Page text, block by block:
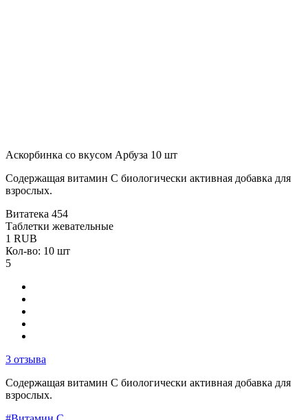
Аскорбинка со вкусом Арбуза 10 шт
Содержащая витамин С биологически активная добавка для
взрослых.
Витатека 454
Таблетки жевательные
1 RUB
Кол-во: 10 шт
5
3 отзыва
Содержащая витамин С биологически активная добавка для
взрослых.